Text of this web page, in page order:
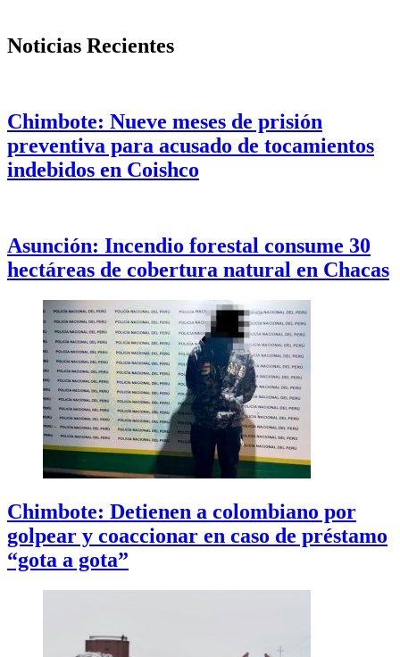
Noticias Recientes
Chimbote: Nueve meses de prisión
preventiva para acusado de tocamientos
indebidos en Coishco
Asunción: Incendio forestal consume 30
hectáreas de cobertura natural en Chacas
Chimbote: Detienen a colombiano por
golpear y coaccionar en caso de préstamo
“gota a gota”